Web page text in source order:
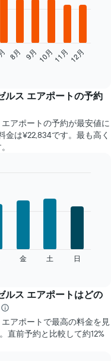
8月 9月10月11月12月
ルス エアポート​の予約
アポート​の予約が最安値に
金は¥22,834です。最も高く
金 土 日
ルス エアポートはどの
アポートで最高の料金を見
直前予約と比較して約12%